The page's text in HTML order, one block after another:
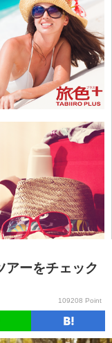
アーをチェック
109208 Point